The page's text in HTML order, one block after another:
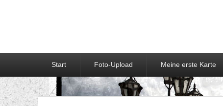
Start Foto-Upload Meine erste Karte